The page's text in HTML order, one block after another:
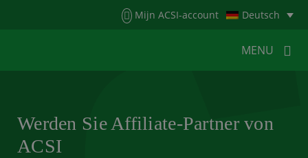
Mijn ACSI-account Deutsch
MENU
HOME
Werden Sie Affiliate-Partner von
ACSI